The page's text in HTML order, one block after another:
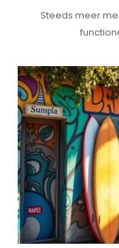
Steeds meer